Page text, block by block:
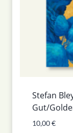
Stefan
Gut/
10,00€